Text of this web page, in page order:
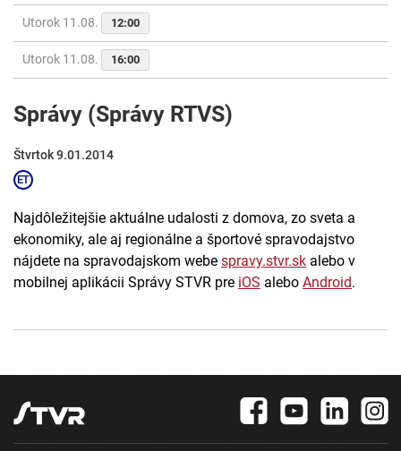
Utorok 11.08. 12:00
Utorok 11.08. 16:00
Správy (Správy RTVS)
Štvrtok 9.01.2014
Najdôležitejšie aktuálne udalosti z domova, zo sveta a
ekonomiky, ale aj regionálne a športové spravodajstvo
nájdete na spravodajskom webe spravy.stvr.sk alebo v
mobilnej aplikácii Správy STVR pre iOS alebo Android.